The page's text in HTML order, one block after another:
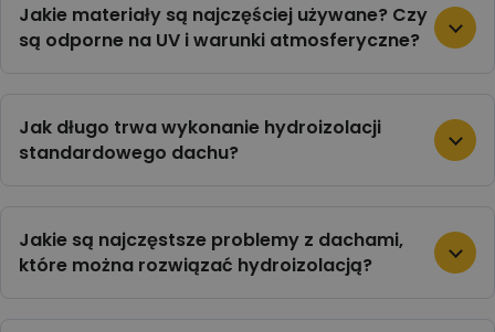
Jakie materiały są najczęściej używane? Czy
są odporne na UV i warunki atmosferyczne?
Jak długo trwa wykonanie hydroizolacji
standardowego dachu?
Jakie są najczęstsze problemy z dachami,
które można rozwiązać hydroizolacją?